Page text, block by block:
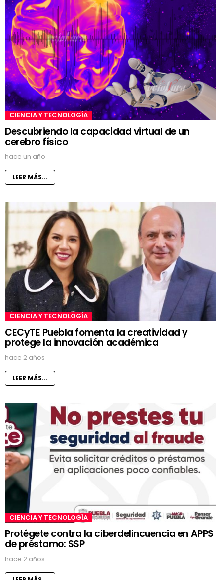
CIENCIA Y TECNOLOGÍA
Descubriendo la capacidad virtual de un
cerebro físico
hace un año
LEER MÁS...
CIENCIA Y TECNOLOGÍA
CECyTE Puebla fomenta la creatividad y
protege la innovación académica
hace 2 años
LEER MÁS...
CIENCIA Y TECNOLOGÍA
Protégete contra la ciberdelincuencia en APPS
de préstamo: SSP
hace 2 años